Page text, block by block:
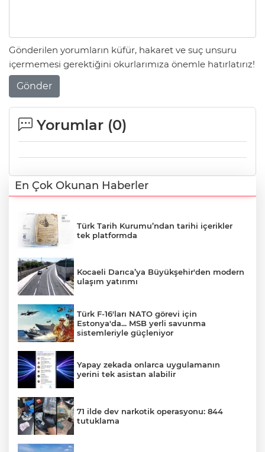
Gönderilen yorumların küfür, hakaret ve suç unsuru
içermemesi gerektiğini okurlarımıza önemle hatırlatırız!
Gönder
Yorumlar (0)
En Çok Okunan Haberler
Türk Tarih Kurumu’ndan tarihi içerikler
tek platformda
Kocaeli Darıca’ya Büyükşehir'den modern
ulaşım yatırımı
Türk F-16'ları NATO görevi için
Estonya'da... MSB yerli savunma
sistemleriyle güçleniyor
Yapay zekada onlarca uygulamanın
yerini tek asistan alabilir
71 ilde dev narkotik operasyonu: 844
tutuklama